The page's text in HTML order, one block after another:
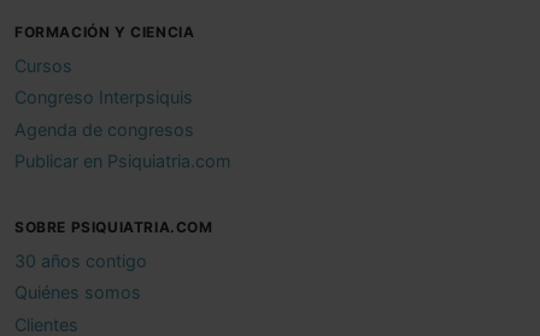
FORMACIÓN Y CIENCIA
Cursos
Congreso Interpsiquis
Agenda de congresos
Publicar en Psiquiatria.com
SOBRE PSIQUIATRIA.COM
30 años contigo
Quiénes somos
Clientes